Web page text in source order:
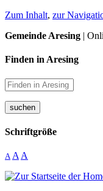
Zum Inhalt, zur
Gemeinde Aresing |
Finden in Aresing
suchen
Schriftgröße
A A A